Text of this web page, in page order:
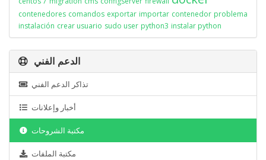
contenedores comandos exportar importar contenedor problema
instalación crear usuario sudo user python3 instalar python
الدعم الفني
تذاكر الدعم الفني
أخبار وإعلانات
مكتبة الشروحات
مكتبة الملفات